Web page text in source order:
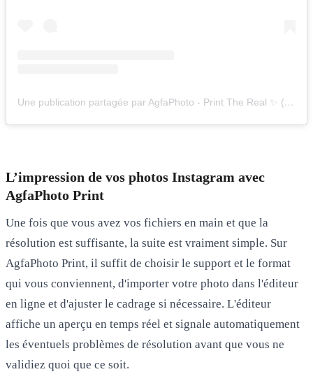
Une publication partagée par AgfaPhoto - Print The Real ✨ (@agfaphoto_print)
L’impression de vos photos Instagram avec
AgfaPhoto Print
Une fois que vous avez vos fichiers en main et que la
résolution est suffisante, la suite est vraiment simple. Sur
AgfaPhoto Print, il suffit de choisir le support et le format
qui vous conviennent, d'importer votre photo dans l'éditeur
en ligne et d'ajuster le cadrage si nécessaire. L'éditeur
affiche un aperçu en temps réel et signale automatiquement
les éventuels problèmes de résolution avant que vous ne
validiez quoi que ce soit.